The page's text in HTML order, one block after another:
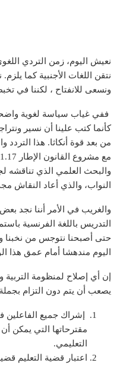
نعيش اليوم، زمن التردي
نتقن اللغات الأجنبية كما
ونسعى للانفتاح ، لكننا في
ففي غياب سياسة لغوية
كأنما كتب علينا أن نسير
من بعد قوة أنكاثا. هذا التردد
والبحث العلمي الذي تناقشه
النواب، والذي أعاد النقاش
والغريب في الأمر أننا نجد
التدريس باللغة الفرنسية
حتى أصبحنا نتوجس من
اليوم مندهشا أمام عمق هذا
إن أي إصلاح لمنظومة
يصعب أن يتم دون التزام
إشراك جميع الفاعلين
مقترحاتها التي يمكن
التعليمي.
اعتبار قضية التعليم